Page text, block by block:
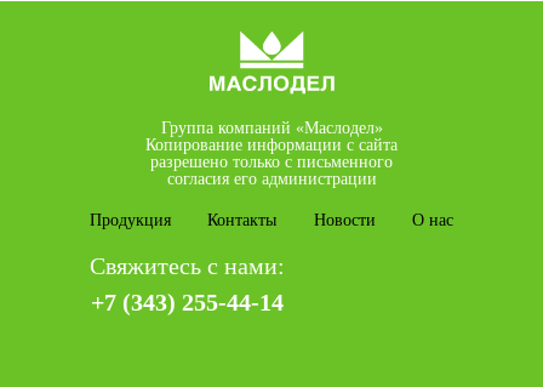
Группа компаний «Маслодел»
Копирование информации с сайта
разрешено только с письменного
согласия его администрации
Продукция Контакты Новости О нас
Свяжитесь с нами:
+7 (343) 255-44-14